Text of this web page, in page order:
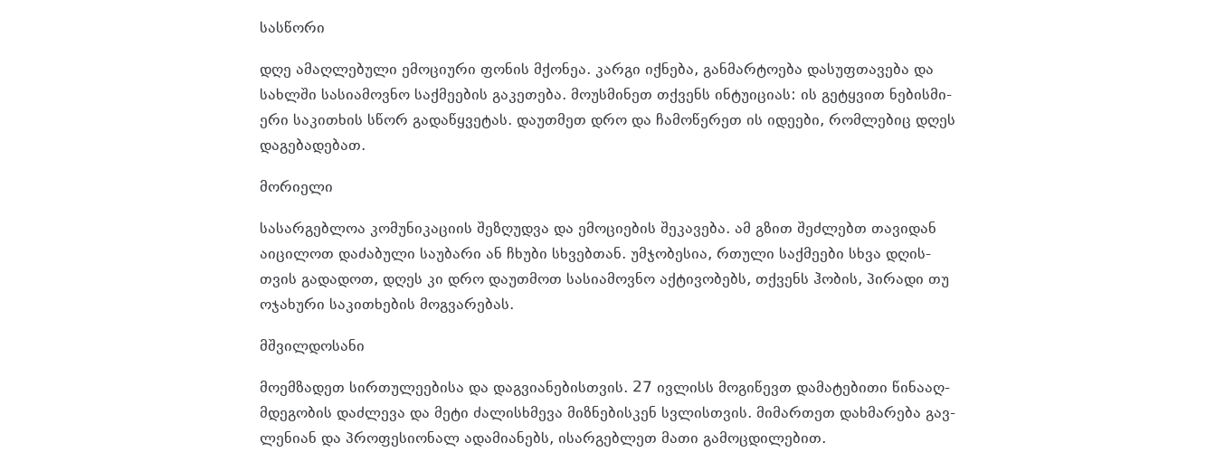
სას­წო­რი
დღე ამაღ­ლე­ბუ­ლი ემო­ცი­უ­რი ფო­ნის მქო­ნეა. კარ­გი იქ­ნე­ბა, გან­მარ­ტო­ე­ბა და­სუფ­თა­ვე­ბა და
სახ­ლში სა­სი­ა­მოვ­ნო საქ­მე­ე­ბის გა­კე­თე­ბა. მო­უს­მი­ნეთ თქვენს ინ­ტუ­ი­ცი­ას: ის გე­ტყვით ნე­ბის­მი­
ე­რი სა­კი­თხის სწორ გა­და­წყვე­ტას. და­უთ­მეთ დრო და ჩა­მო­წე­რეთ ის იდე­ე­ბი, რომ­ლე­ბიც დღეს
და­გე­ბა­დე­ბათ.
მო­რი­ე­ლი
სა­სარ­გებ­ლოა კო­მუ­ნი­კა­ცი­ის შე­ზღუდ­ვა და ემო­ცი­ე­ბის შე­კა­ვე­ბა. ამ გზით შეძ­ლებთ თა­ვი­დან
აი­ცი­ლოთ და­ძა­ბუ­ლი სა­უ­ბა­რი ან ჩხუ­ბი სხვებ­თან. უმ­ჯო­ბე­სია, რთუ­ლი საქ­მე­ე­ბი სხვა დღის­
თვის გა­და­დოთ, დღეს კი დრო და­უთ­მოთ სა­სი­ა­მოვ­ნო აქ­ტი­ვო­ბებს, თქვენს ჰო­ბის, პი­რა­დი თუ
ოჯა­ხუ­რი სა­კი­თხე­ბის მოგ­ვა­რე­ბას.
მშვილ­დო­სა­ნი
მო­ემ­ზა­დეთ სირ­თუ­ლე­ე­ბი­სა და დაგ­ვი­ა­ნე­ბის­თვის. 27 ივ­ლისს მო­გი­წევთ და­მა­ტე­ბი­თი წი­ნა­აღ­
მდე­გო­ბის დაძ­ლე­ვა და მეტი ძა­ლის­ხმე­ვა მიზ­ნე­ბის­კენ სვლის­თვის. მი­მარ­თეთ დახ­მა­რე­ბა გავ­
ლე­ნი­ან და პრო­ფე­სი­ო­ნალ ადა­მი­ა­ნებს, ისარ­გებ­ლეთ მათი გა­მოც­დი­ლე­ბით.